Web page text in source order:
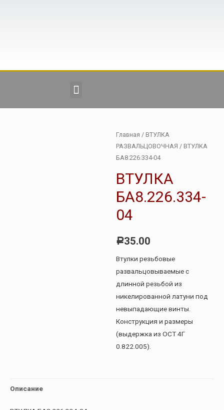
Главная / ВТУЛКА
РАЗВАЛЬЦОВОЧНАЯ / ВТУЛКА
БА8.226.334-04
ВТУЛКА
БА8.226.334-
04
Р35.00
Втулки резьбовые
развальцовываемые с
длинной резьбой из
никелированной латуни под
невыпадающие винты.
Конструкция и размеры
(выдержка из ОСТ 4Г
0.822.005).
Описание